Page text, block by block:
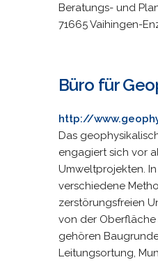
Beratungs- und
71665 Vaihingen-
Büro für
http://
Das
engagiert sich vor
Umweltprojekten.
verschiedene
zerstörungsfreien
von der
gehören
Leitungsortung,